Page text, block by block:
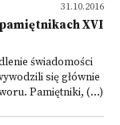
31.10.2016
XVI
świadomości
się głównie
Pamiętniki, (...)